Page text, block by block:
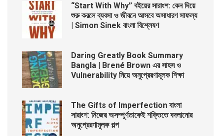
“Start With Why” বইয়ের সারাংশ: কেন দিয়ে
শুরু করলে ব্যবসা ও জীবনে আসবে অসাধারণ সাফল্য
| Simon Sinek বাংলা বিশ্লেষণ
Daring Greatly Book Summary
Bangla | Brené Brown এর সাহস ও
Vulnerability নিয়ে অনুপ্রেরণামূলক শিক্ষা
The Gifts of Imperfection বাংলা
সারাংশ: নিজের অসম্পূর্ণতাকেই শক্তিতে বদলানোর
অনুপ্রেরণামূলক গল্প